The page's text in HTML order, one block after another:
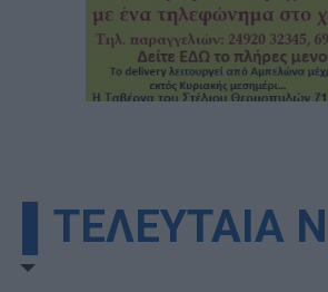
▌ΤΕΛΕΥΤΑΙΑ